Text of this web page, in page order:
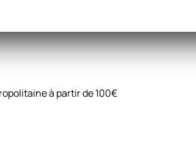
à partir de 100€